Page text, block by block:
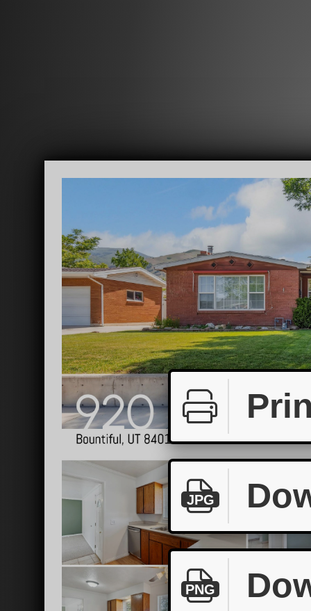
JPG
PNG